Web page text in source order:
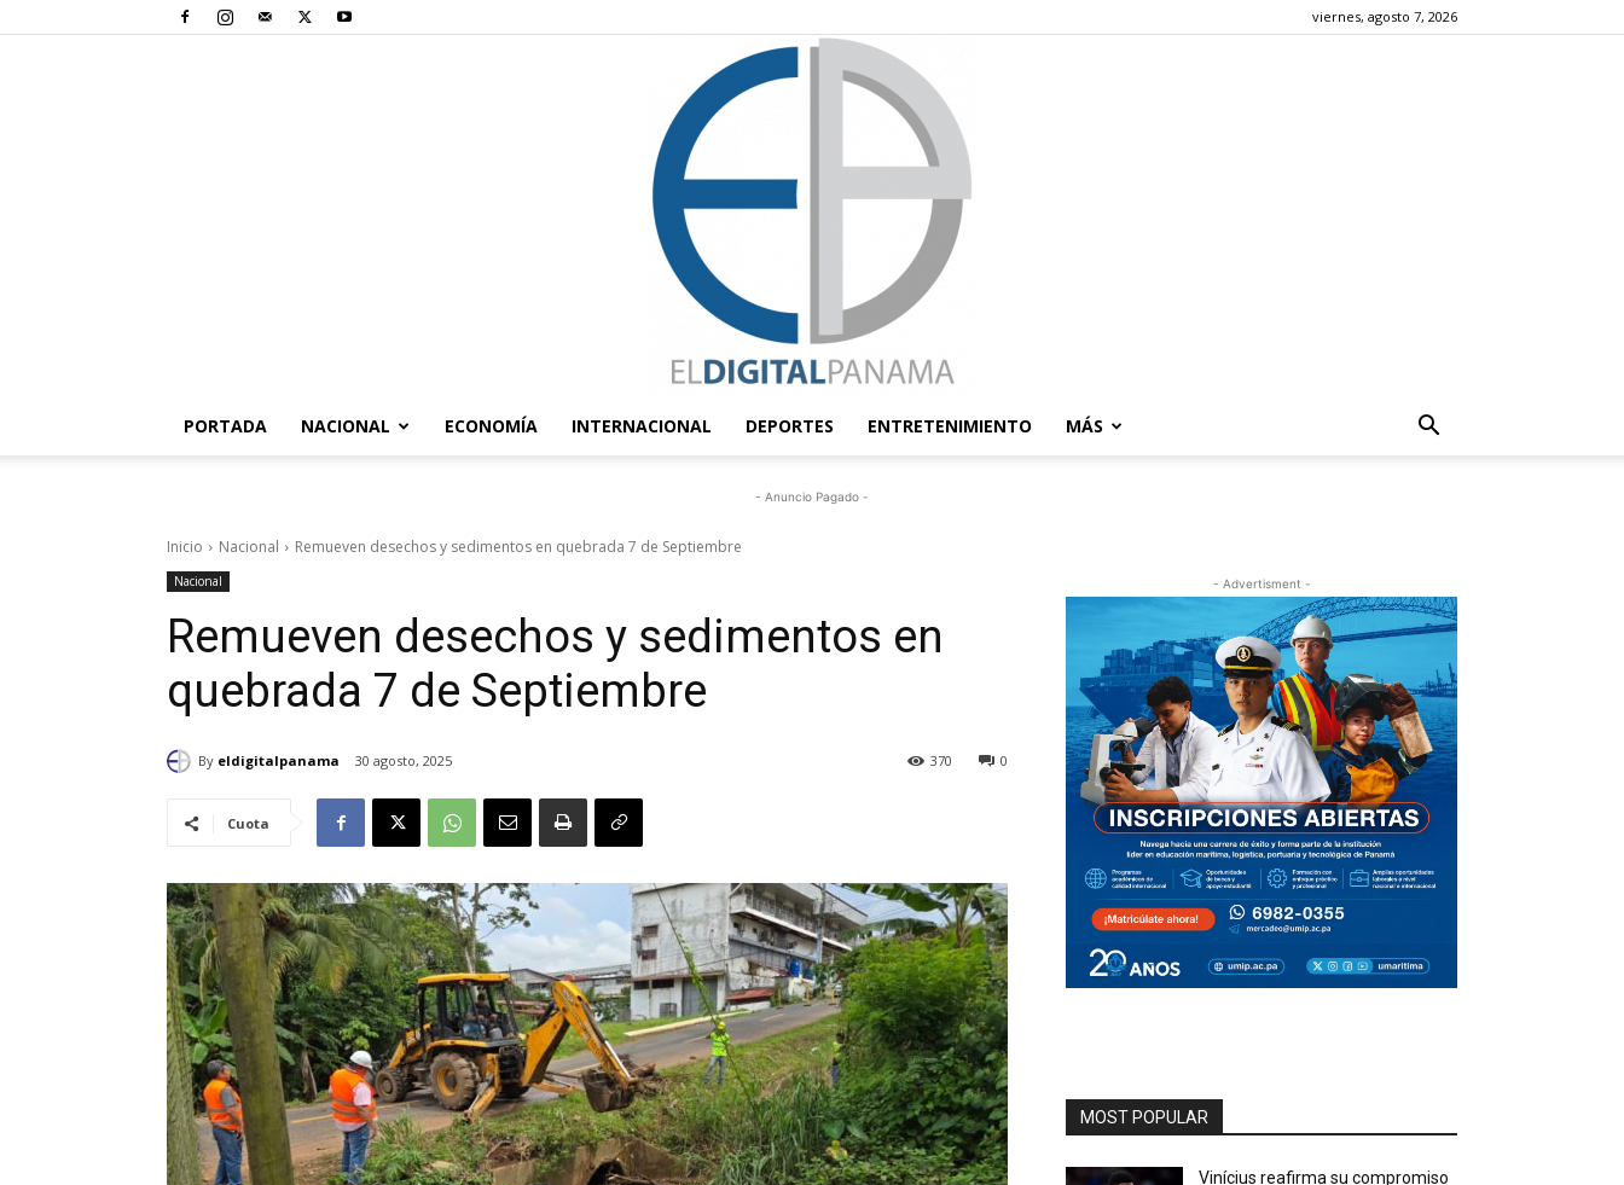
viernes, agosto 7, 2026
Digital
PORTADA NACIONAL ECONOMÍA INTERNACIONAL DEPORTES ENTRETENIMIENTO MÁS
- Anuncio Pagado -
Inicio Nacional Remueven desechos y sedimentos en quebrada 7 de Septiembre
Nacional
Remueven desechos y sedimentos en
quebrada 7 de Septiembre
By eldigitalpanama 30 agosto, 2025 0
370
Cuota
- Advertisment -
MOST POPULAR
Vinícius reafirma su compromiso